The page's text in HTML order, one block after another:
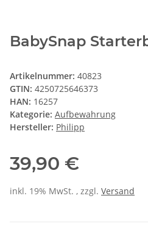
BabySnap
Artikelnummer: 40823
GTIN: 4250725646373
HAN: 16257
Kategorie: Aufbewahrung
Hersteller: Philipp
39,90 €
inkl. 19% MwSt. , zzgl. Versand